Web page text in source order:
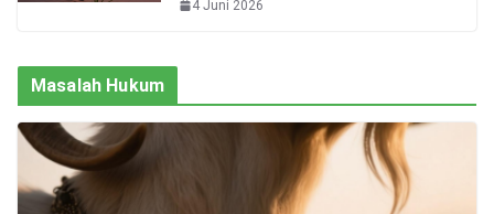
4 Juni 2026
Masalah Hukum